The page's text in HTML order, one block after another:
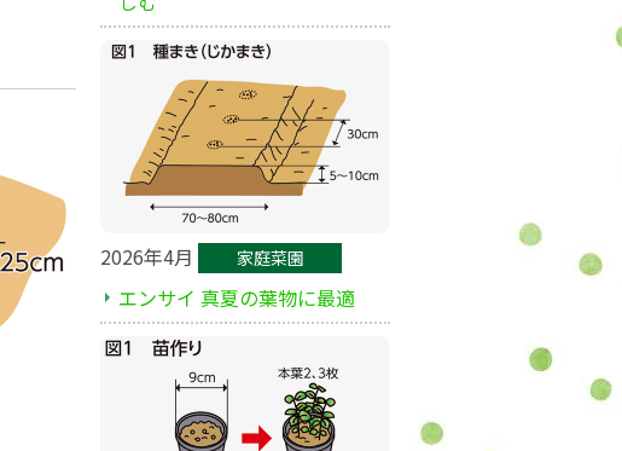
2026年4月 家庭菜園
エンサイ 真夏の葉物に最適